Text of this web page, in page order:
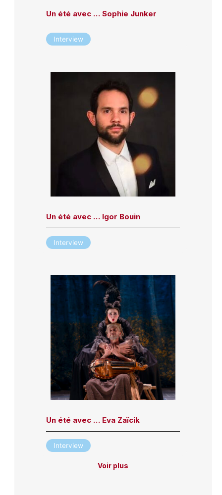
Un été avec … Sophie Junker
Interview
Un été avec … Igor Bouin
Interview
Un été avec … Eva Zaïcik
Interview
Voir plus